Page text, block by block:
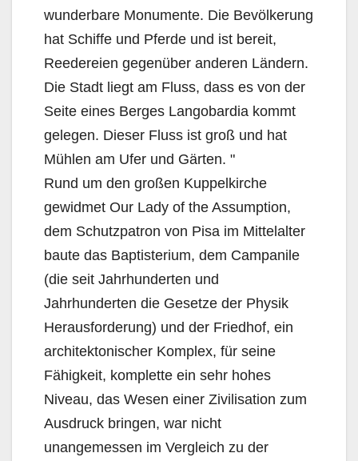
wunderbare Monumente. Die Bevölkerung
hat Schiffe und Pferde und ist bereit,
Reedereien gegenüber anderen Ländern.
Die Stadt liegt am Fluss, dass es von der
Seite eines Berges Langobardia kommt
gelegen. Dieser Fluss ist groß und hat
Mühlen am Ufer und Gärten. "
Rund um den großen Kuppelkirche
gewidmet Our Lady of the Assumption,
dem Schutzpatron von Pisa im Mittelalter
baute das Baptisterium, dem Campanile
(die seit Jahrhunderten und
Jahrhunderten die Gesetze der Physik
Herausforderung) und der Friedhof, ein
architektonischer Komplex, für seine
Fähigkeit, komplette ein sehr hohes
Niveau, das Wesen einer Zivilisation zum
Ausdruck bringen, war nicht
unangemessen im Vergleich zu der